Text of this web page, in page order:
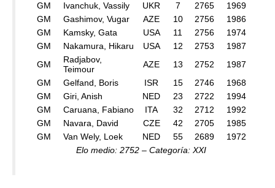
GM
Ivanchuk, Vassily UKR 7 2765
1969
GM
Gashimov, Vugar AZE 10 2756
1986
GM
Kamsky, Gata USA 11 2756
1974
GM
Nakamura, Hikaru USA 12 2753
1987
GM
Radjabov,
Teimour
AZE 13 2752
1987
GM
Gelfand, Boris ISR 15 2746
1968
GM
Giri, Anish NED 23 2722
1994
GM
Caruana, Fabiano ITA 32 2712
1992
GM
Navara, David CZE 42 2705
1985
GM
Van Wely, Loek NED 55 2689
1972
Elo medio: 2752 – Categoría: XXI